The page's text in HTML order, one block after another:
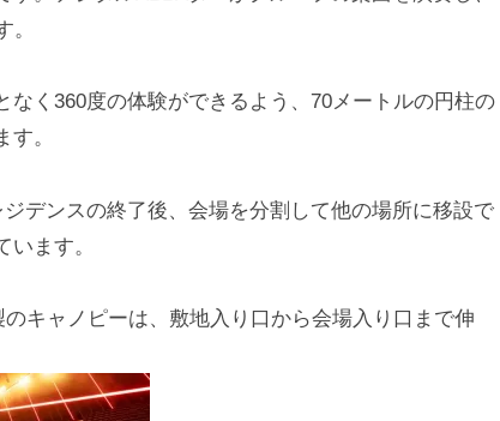
なく360度の体験ができるよう、70メートルの円柱の
。
デンスの終了後、会場を分割して他の場所に移設で
ます。
キャノピーは、敷地入り口から会場入り口まで伸